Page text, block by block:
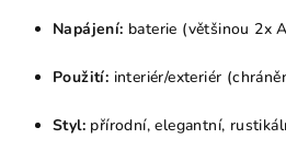
Napájení: baterie (většinou 2x
Použití: interiér/exteriér
Styl: přírodní, elegantní,